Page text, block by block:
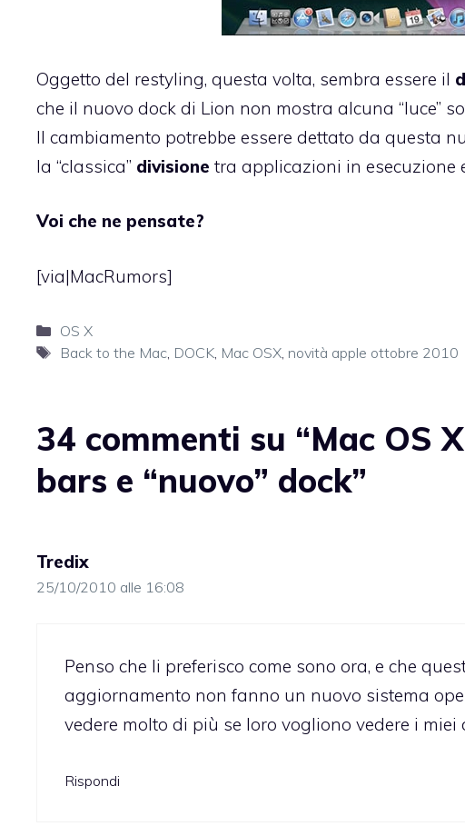
Oggetto del restyling, questa volta, sembra essere il
che il nuovo dock di Lion non mostra alcuna “luce”
Il cambiamento potrebbe essere dettato da questa
la “classica” divisione tra applicazioni in esecuzione
Voi che ne pensate?
[via|MacRumors]
Categorie
OS X
Tag
Back to the Mac, DOCK, Mac OSX, novità apple ottobre 2010
34 commenti su “Mac OS
bars e “nuovo” dock”
Tredix
25/10/2010 alle 16:08
Penso che li preferisco come sono ora, e che
aggiornamento non fanno un nuovo sistema
vedere molto di più se loro vogliono vedere i miei
Rispondi